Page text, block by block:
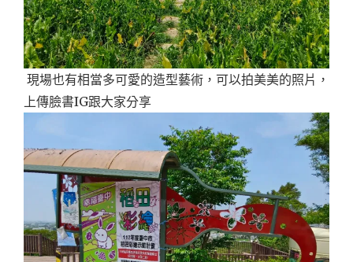
現場也有相當多可愛的造型藝術，可以拍美美的照片，
上傳臉書IG跟大家分享